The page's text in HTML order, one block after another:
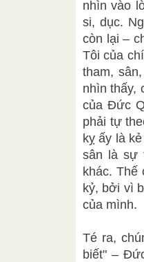
nhìn vào
si, dục.
còn lại –
Tôi của
tham,
nhìn thấy,
của Đức
phải tự
kỵ ấy là
sân là sự
khác. Thế
kỷ, bởi vì
của mình.
Té ra,
biết" –